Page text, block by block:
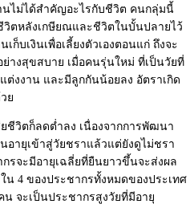
นไม่ได้สำคัญอะไรกับชีวิต คนกลุ่มนี้
วิตหลังเกษียณและชีวิตในบั้นปลายไว้
บเงินเพื่อเลี้ยงตัวเองตอนแก่ ถึงจะ
างสุขสบาย เมื่อคนรุ่นใหม่ ที่เป็นวัยที่
ต่งงาน และมีลูกกันน้อยลง อัตราเกิด
ย
ชีวิตก็ลดต่ำลง เนื่องจากการพัฒนา
อายุเข้าสู่วัยชราแล้วแต่ยังดูไม่ชรา
รจะมีอายุเฉลี่ยที่ยืนยาวขึ้นจะส่งผล
น 4 ของประชากรทั้งหมดของประเทศ
น จะเป็นประชากรสูงวัยที่มีอายุ